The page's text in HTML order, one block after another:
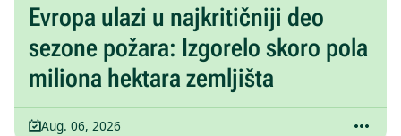
Evropa ulazi u najkritičniji deo
sezone požara: Izgorelo skoro pola
miliona hektara zemljišta
Aug. 06, 2026